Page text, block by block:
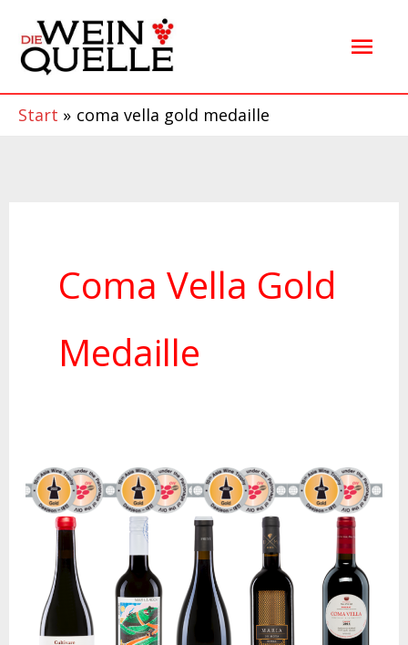
Inhalt
springen
Start coma vella gold medaille
Coma Vella Gold
Medaille
»10th
Asia
Wine
Trophy
2022«